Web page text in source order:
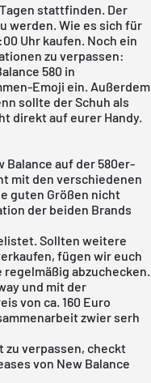
stattfinden. Der
werden. Wie es sich für
Uhr kaufen. Noch ein
zu verpassen:
580 in
Emoji ein. Außerdem
sollte der Schuh als
direkt auf eurer Handy.
Balance auf der 580er-
mit den verschiedenen
guten Größen nicht
der beiden Brands
Sollten weitere
fügen wir euch
abzuchecken.
und mit der
von ca. 160 Euro
zwier serh
zu verpassen, checkt
von New Balance